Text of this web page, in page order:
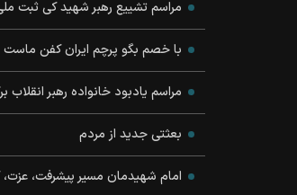
مراسم تشییع رهبر شهید کی ثبت
با خصم بگو پرچم ایران کفن ماست
مراسم یادبود خانواده رهبر انقلاب
بعثتی جدید از مردم
امام شهیدمان مسیر پیشرفت، عزت،